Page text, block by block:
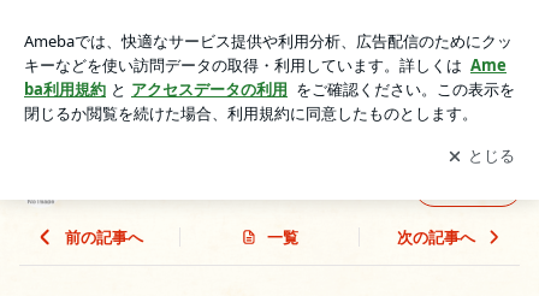
アプリをダウンロードして ブログの更新通知
を受け取りまし
ょう。
開く
前の記事へ 一覧 次の記事へ